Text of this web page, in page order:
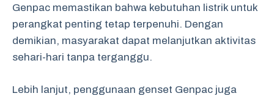
Genpac memastikan bahwa kebutuhan listrik untuk
perangkat penting tetap terpenuhi. Dengan
demikian, masyarakat dapat melanjutkan aktivitas
sehari-hari tanpa terganggu.
Lebih lanjut, penggunaan genset Genpac juga